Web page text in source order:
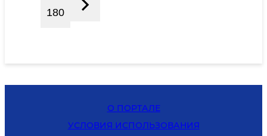
180
О ПОРТАЛЕ
УСЛОВИЯ ИСПОЛЬЗОВАНИЯ